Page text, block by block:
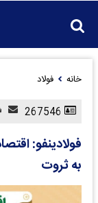
خانه فولاد
فولادینفو:
به ثروت